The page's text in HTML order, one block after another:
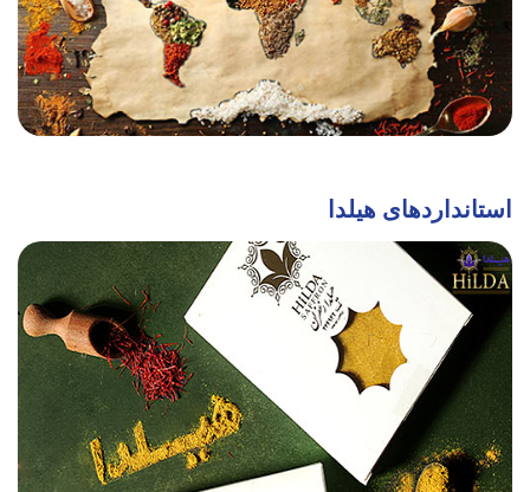
استانداردهای هیلدا